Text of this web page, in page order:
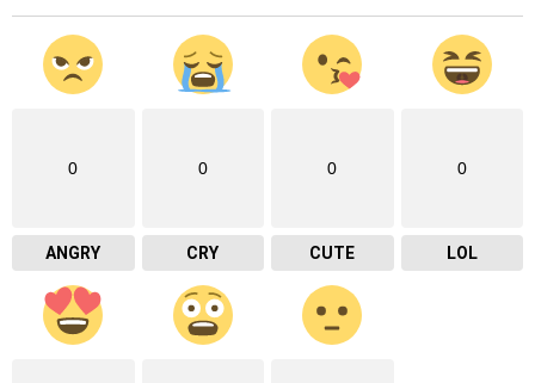
0
ANGRY
0
CRY
0
CUTE
0
LOL